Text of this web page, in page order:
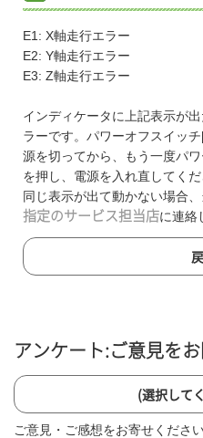
E1: X軸走行エラー
E2: Y軸走行エラー
E3: Z軸走行エラー
インディケータに上記表示が
ラーです。パワーオフスイッ
源を切ってから、もう一度パ
を押し、電源を入れ直してくだ
同じ表示が出て動かない場合
指定のサービス担当店に連絡
アンケート:ご意見を
(選択して
ご意見・ご感想をお寄せくださ